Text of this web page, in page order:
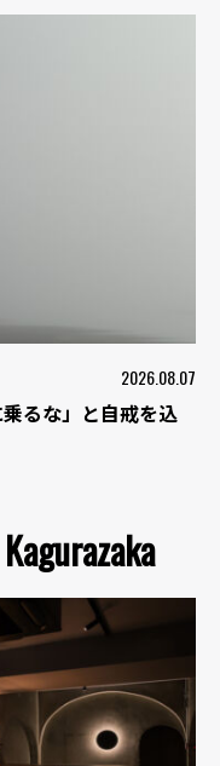
2026.08.07
るな」と自戒を込